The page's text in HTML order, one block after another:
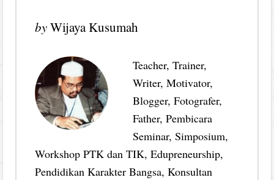
byWijaya Kusumah
Teacher, Trainer,
Writer, Motivator,
Blogger, Fotografer,
Father, Pembicara
Seminar, Simposium,
Workshop PTK dan TIK, Edupreneurship,
Pendidikan Karakter Bangsa, Konsultan